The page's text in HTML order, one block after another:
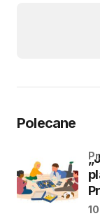
Polecane